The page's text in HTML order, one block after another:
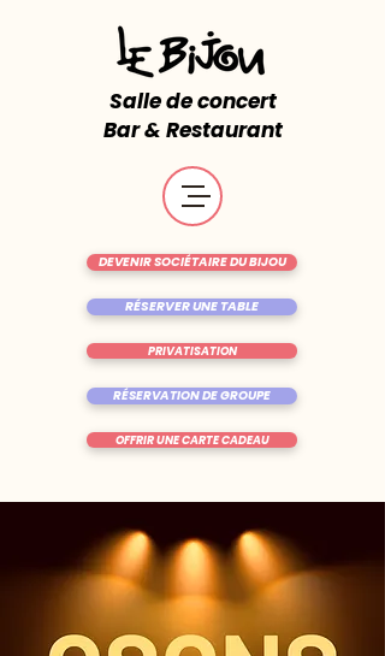
Salle de concert
Bar & Restaurant
RÉSERVER UNE TABLE
OFFRIR UNE CARTE CADEAU
DEVENIR SOCIÉTAIRE DU BIJOU
RÉSERVATION DE GROUPE
PRIVATISATION